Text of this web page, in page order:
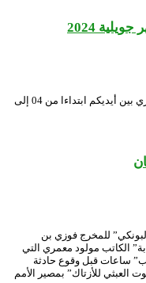
2024
برنامج ثري ومتنوع يضعه المسرح الوطني الجزائري بين أيديكم ابتداءا من 04 إلى
للمخرج فوزي بن
الكاتب مولود معمري التي
ساعات قبل وقوع حادثة
العبثي للأزتاك” بمصير الأمم